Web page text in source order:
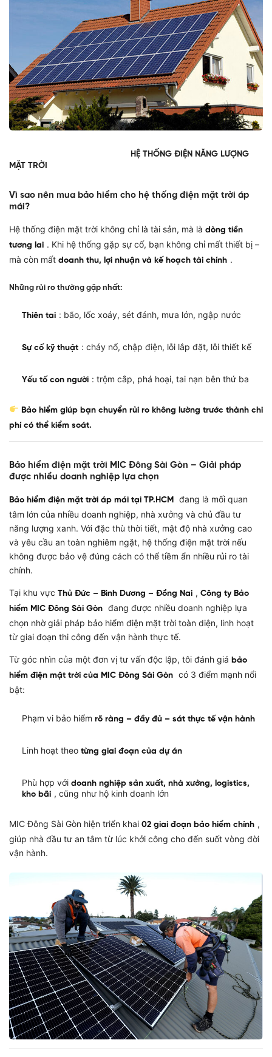
HỆ THỐNG ĐIỆN NĂNG LƯỢNG
MẶT TRỜI
Vì sao nên mua bảo hiểm cho hệ thống điện mặt trời áp
mái?
Hệ thống điện mặt trời không chỉ là tài sản, mà là dòng tiền
tương lai . Khi hệ thống gặp sự cố, bạn không chỉ mất thiết bị –
mà còn mất doanh thu, lợi nhuận và kế hoạch tài chính .
Những rủi ro thường gặp nhất:
Thiên tai : bão, lốc xoáy, sét đánh, mưa lớn, ngập nước
Sự cố kỹ thuật : cháy nổ, chập điện, lỗi lắp đặt, lỗi thiết kế
Yếu tố con người : trộm cắp, phá hoại, tai nạn bên thứ ba
Bảo hiểm giúp bạn chuyển rủi ro không lường trước thành chi
phí có thể kiểm soát.
Bảo hiểm điện mặt trời MIC Đông Sài Gòn – Giải pháp
được nhiều doanh nghiệp lựa chọn
Bảo hiểm điện mặt trời áp mái tại TP.HCM
đang là mối quan
tâm lớn của nhiều doanh nghiệp, nhà xưởng và chủ đầu tư
năng lượng xanh. Với đặc thù thời tiết, mật độ nhà xưởng cao
và yêu cầu an toàn nghiêm ngặt, hệ thống điện mặt trời nếu
không được bảo vệ đúng cách có thể tiềm ẩn nhiều rủi ro tài
chính.
Tại khu vực Thủ Đức – Bình Dương – Đồng Nai , Công ty Bảo
hiểm MIC Đông Sài Gòn đang được nhiều doanh nghiệp lựa
chọn nhờ giải pháp bảo hiểm điện mặt trời toàn diện, linh hoạt
từ giai đoạn thi công đến vận hành thực tế.
Từ góc nhìn của một đơn vị tư vấn độc lập, tôi đánh giá bảo
hiểm điện mặt trời của MIC Đông Sài Gòn có 3 điểm mạnh nổi
bật:
Phạm vi bảo hiểm rõ ràng – đầy đủ – sát thực tế vận hành
Linh hoạt theo từng giai đoạn của dự án
Phù hợp với doanh nghiệp sản xuất, nhà xưởng, logistics,
kho bãi , cũng như hộ kinh doanh lớn
MIC Đông Sài Gòn hiện triển khai 02 giai đoạn bảo hiểm chính ,
giúp nhà đầu tư an tâm từ lúc khởi công cho đến suốt vòng đời
vận hành.